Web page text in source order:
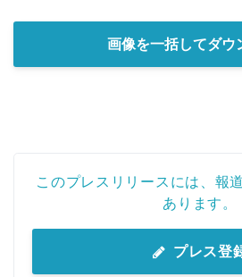
画像を一括してダウ
このプレスリリースには、報
あります。
プレス登